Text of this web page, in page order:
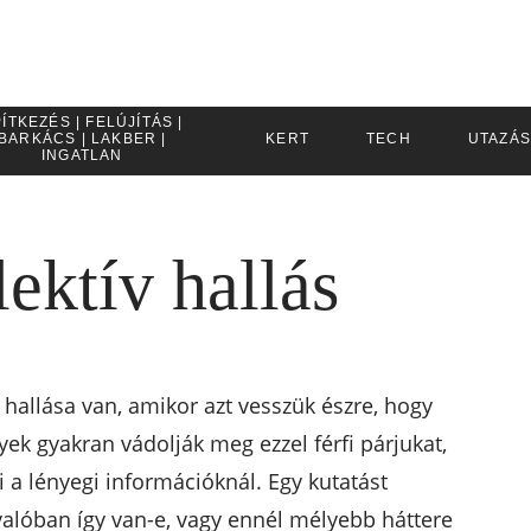
| FELÚJÍTÁS |
| LAKBER |
INGATLAN
KERT TECH UTAZÁS
hallás
van, amikor azt vesszük észre, hogy
gyakran vádolják meg ezzel férfi párjukat,
lényegi információknál. Egy kutatást
így van-e, vagy ennél mélyebb háttere